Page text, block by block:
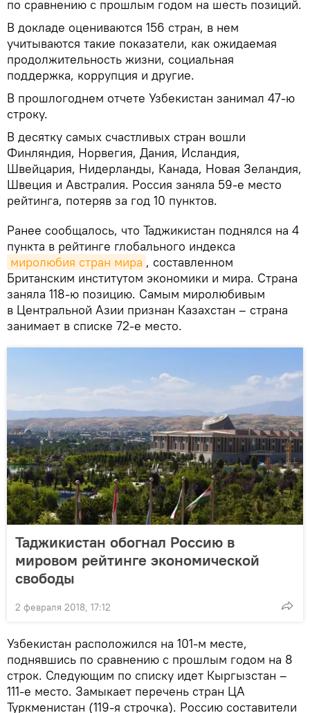
по сравнению с прошлым годом на шесть позиций.
В докладе оцениваются 156 стран, в нем
учитываются такие показатели, как ожидаемая
продолжительность жизни, социальная
поддержка, коррупция и другие.
В прошлогоднем отчете Узбекистан занимал 47-ю
строку.
В десятку самых счастливых стран вошли
Финляндия, Норвегия, Дания, Исландия,
Швейцария, Нидерланды, Канада, Новая Зеландия,
Швеция и Австралия. Россия заняла 59-е место
рейтинга, потеряв за год 10 пунктов.
Ранее сообщалось, что Таджикистан поднялся на 4
пункта в рейтинге глобального индекса
миролюбия стран мира , составленном
Британским институтом экономики и мира. Страна
заняла 118-ю позицию. Самым миролюбивым
в Центральной Азии признан Казахстан – страна
занимает в списке 72-е место.
Таджикистан обогнал Россию в
мировом рейтинге экономической
свободы
2 февраля 2018, 17:12
Узбекистан расположился на 101-м месте,
поднявшись по сравнению с прошлым годом на 8
строк. Следующим по списку идет Кыргызстан –
111-е место. Замыкает перечень стран ЦА
Туркменистан (119-я строчка). Россию составители